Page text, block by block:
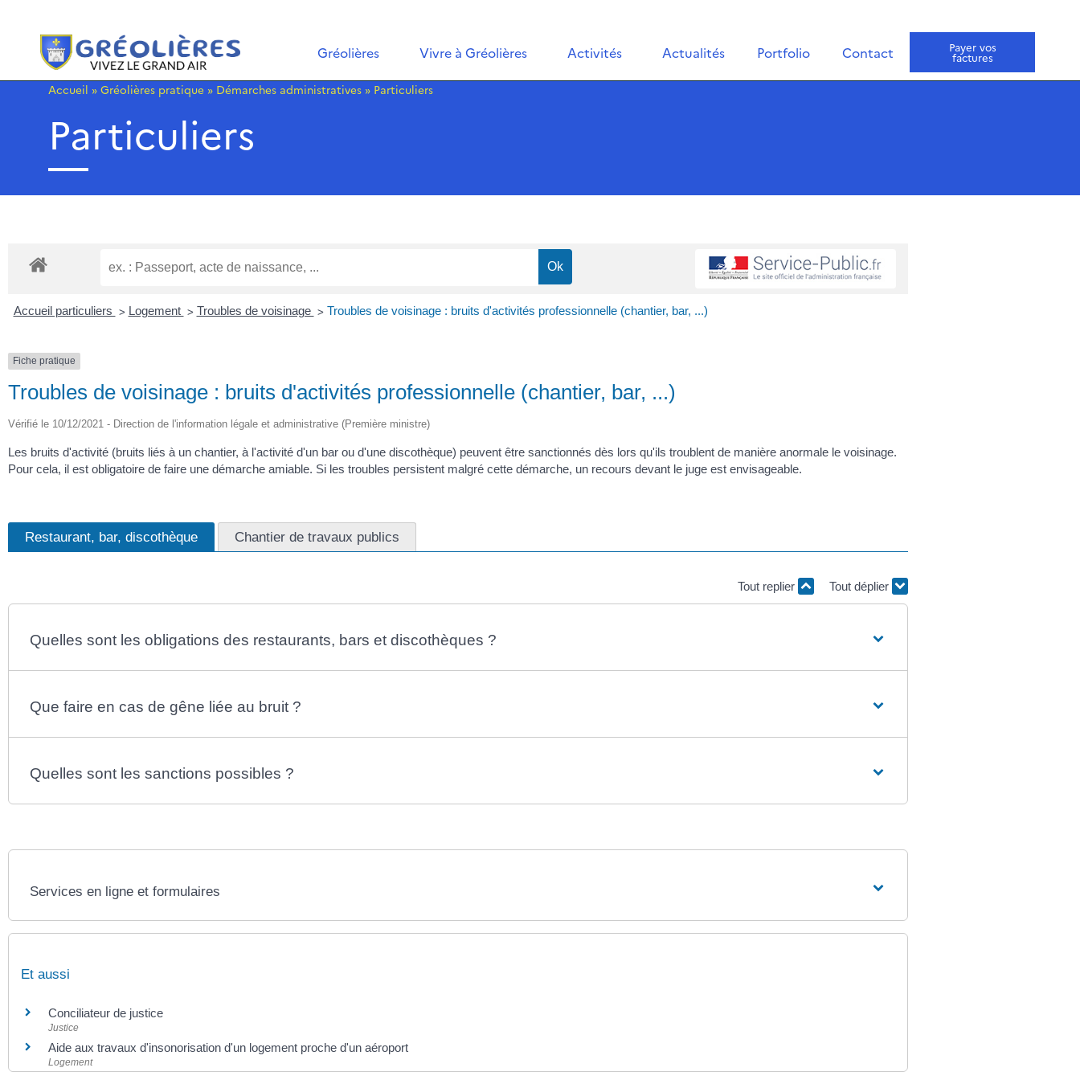
Gréolières Vivre à Gréolières Activités Actualités Portfolio Contact Payer vos
factures
Accueil » Gréolières pratique » Démarches administratives » Particuliers
Particuliers
Accueil particuliers > Logement > Troubles de voisinage > Troubles de voisinage : bruits d'activités professionnelle (chantier, bar, ...)
Fiche pratique
Troubles de voisinage : bruits d'activités professionnelle (chantier, bar, ...)
Vérifié le 10/12/2021 - Direction de l'information légale et administrative (Première ministre)
Les bruits d'activité (bruits liés à un chantier, à l'activité d'un bar ou d'une discothèque) peuvent être sanctionnés dès lors qu'ils troublent de manière anormale le voisinage.
Pour cela, il est obligatoire de faire une démarche amiable. Si les troubles persistent malgré cette démarche, un recours devant le juge est envisageable.
Restaurant, bar, discothèque Chantier de travaux publics
Tout replier Tout déplier
Quelles sont les obligations des restaurants, bars et discothèques ?
Que faire en cas de gêne liée au bruit ?
Quelles sont les sanctions possibles ?
Services en ligne et formulaires
Et aussi
Conciliateur de justice
Justice
Aide aux travaux d'insonorisation d'un logement proche d'un aéroport
Logement